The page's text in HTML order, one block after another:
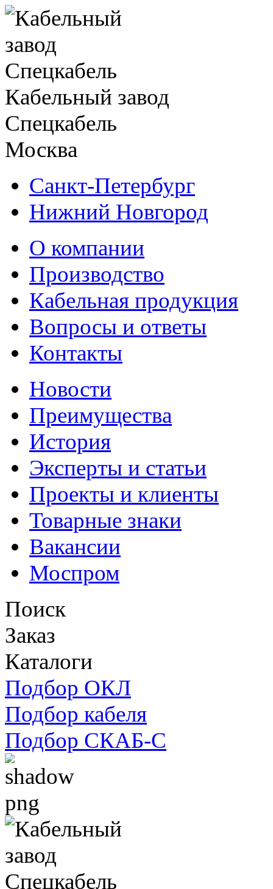
Кабельный завод
Спецкабель
Москва
Санкт-Петербург
Нижний Новгород
О компании
Производство
Кабельная продукция
Вопросы и ответы
Контакты
Новости
Преимущества
История
Эксперты и статьи
Проекты и клиенты
Товарные знаки
Вакансии
Моспром
Поиск
Заказ
Каталоги
Подбор ОКЛ
Подбор кабеля
Подбор СКАБ-С